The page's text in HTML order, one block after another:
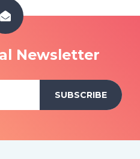
Newsletter